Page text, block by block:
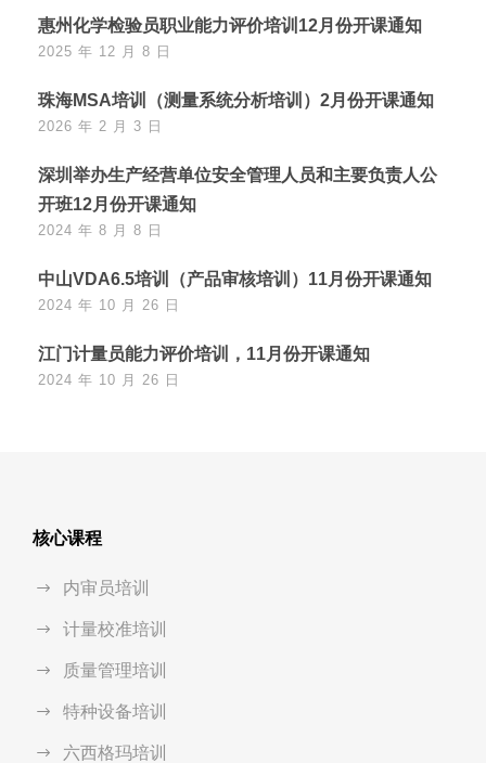
惠州化学检验员职业能力评价培训12月份开课通知
2025 年 12 月 8 日
珠海MSA培训（测量系统分析培训）2月份开课通知
2026 年 2 月 3 日
深圳举办生产经营单位安全管理人员和主要负责人公
开班12月份开课通知
2024 年 8 月 8 日
中山VDA6.5培训（产品审核培训）11月份开课通知
2024 年 10 月 26 日
江门计量员能力评价培训，11月份开课通知
2024 年 10 月 26 日
核心课程
内审员培训
计量校准培训
质量管理培训
特种设备培训
六西格玛培训